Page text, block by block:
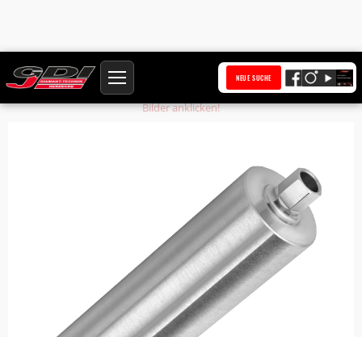
NEUE SUCHE
Startseite Produkte Bohrkronenrohr BKR121-WS2-NL450-AS-UNC
Bilder anklicken!